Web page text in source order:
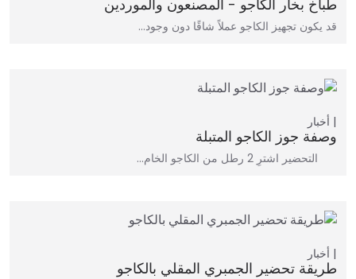
طباخ بخار الكاجو - المصنعون والموردين
قد يكون تجهيز الكاجو عملاً شاقًا دون وجود…
أخبار
وصفة جوز الكاجو المتبلة
التحضير اشترِ 2 رطل من الكاجو الخام…
أخبار
طريقة تحضير الجمبري المقلي بالكاجو